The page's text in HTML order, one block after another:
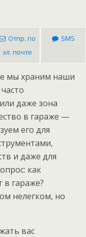
Отпр. по
эл. почте
SMS
мы храним наши
даже зона
в гараже —
его для
и даже для
как
гараже?
нелегком, но
вас